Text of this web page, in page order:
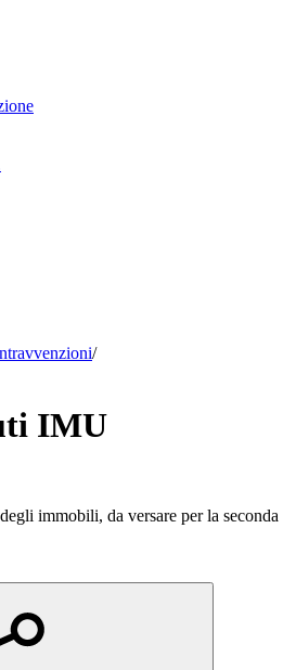
/
IMU
immobili, da versare per la seconda